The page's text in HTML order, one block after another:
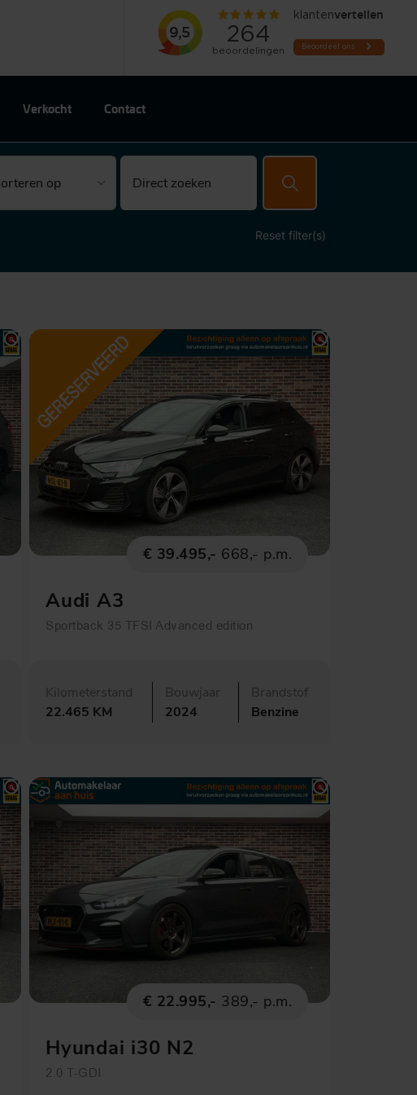
Verkocht Contact
Reset filter(s)
€ 39.495,- 668,- p.m.
Audi A3
Sportback 35 TFSI Advanced edition
Kilometerstand
22.465 KM
Bouwjaar
2024
Brandstof
Benzine
€ 22.995,- 389,- p.m.
Hyundai i30 N2
Performance
2.0 T-GDI